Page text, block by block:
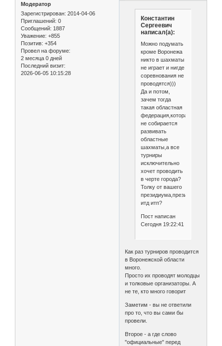
Модератор
Зарегистрирован: 2014-04-06
Приглашений: 0
Сообщений: 1887
Уважение: +855
Позитив: +354
Провел на форуме:
2 месяца 0 дней
Последний визит:
2026-06-05 10:15:28
Константин
Сергеевич
написал(а):
Можно подумать
кроме Воронежа
никто в шахматы
не играет и нигде
соревнования не
проводятся)))
Да и потом,
зачем тогда
такая областная
федерация,которая
не собирается
развивать
областные
шахматы,а все
турниры
исключительно
хочет проводить
в черте города?
Толку от вашего
итд итп?
Пост написан
Сегодня 19:22:41
Как раз турниров проводится
в Воронежской области
много.
Просто их проводят молодцы
и толковые организаторы. А
не те, кто много говорит
Заметим - вы не ответили
про то, что вы сами бы
провели.
Второе - а где слово
"официальные" перед